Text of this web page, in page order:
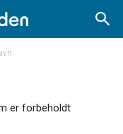
er forbeholdt